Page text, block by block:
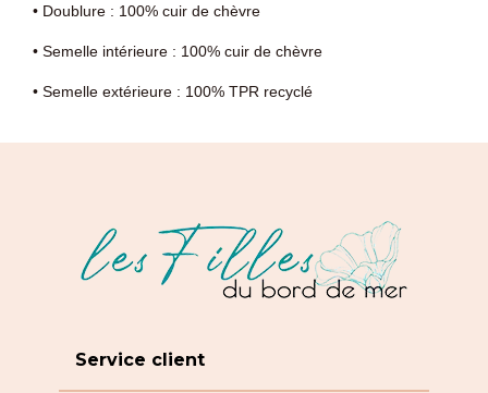
• Doublure : 100% cuir de chèvre
• Semelle intérieure : 100% cuir de chèvre
• Semelle extérieure : 100% TPR recyclé
Service client